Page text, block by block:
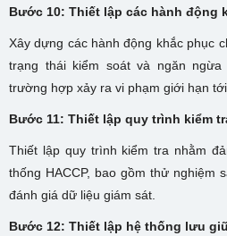
Bước 10: Thiết lập các hành động
Xây dựng các hành động khắc phục
trạng thái kiểm soát và ngăn
trường hợp xảy ra vi phạm giới hạn tới
Bước 11: Thiết lập quy trình kiểm
Thiết lập quy trình kiểm tra nhằm
thống HACCP, bao gồm thử nghiệm
đánh giá dữ liệu giám sát.
Bước 12: Thiết lập hệ thống lưu